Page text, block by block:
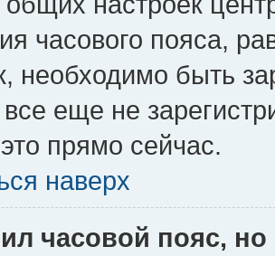
часового пояса,
необходимо быть
еще не
прямо сейчас.
наверх
часовой пояс,